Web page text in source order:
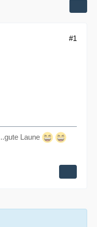
#1
Laune